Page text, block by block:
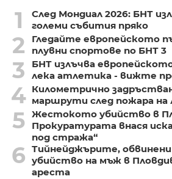
1
След Мондиал 2026: БНТ
големи събития пряко
2
Гледайте европейското
плувни спортове по БНТ 3
3
БНТ излъчва
лека атлетика - вижте
4 Километрично
маршрути след пожара на
5 Жестокото убийство в
Прокуратурата внася
под стража“
6 Тийнейджърите,
убийство на мъж в
ареста